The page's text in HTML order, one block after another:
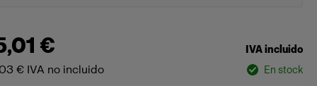
€ IVA incluido
€ IVA no incluido En stock